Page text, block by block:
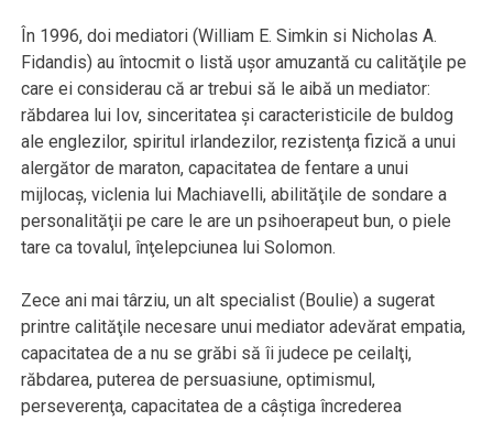
În 1996, doi mediatori (William E. Simkin si Nicholas A.
Fidandis) au întocmit o listă uşor amuzantă cu calităţile pe
care ei considerau că ar trebui să le aibă un mediator:
răbdarea lui Iov, sinceritatea şi caracteristicile de buldog
ale englezilor, spiritul irlandezilor, rezistenţa fizică a unui
alergător de maraton, capacitatea de fentare a unui
mijlocaş, viclenia lui Machiavelli, abilităţile de sondare a
personalităţii pe care le are un psihoerapeut bun, o piele
tare ca tovalul, înţelepciunea lui Solomon.
Zece ani mai târziu, un alt specialist (Boulie) a sugerat
printre calităţile necesare unui mediator adevărat empatia,
capacitatea de a nu se grăbi să îi judece pe ceilalţi,
răbdarea, puterea de persuasiune, optimismul,
perseverenţa, capacitatea de a câştiga încrederea